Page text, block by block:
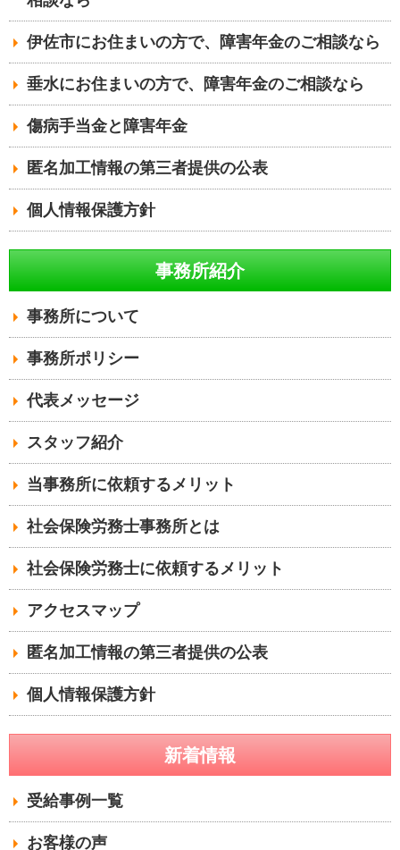
伊佐市にお住まいの方で、障害年金のご相談なら
垂水にお住まいの方で、障害年金のご相談なら
傷病手当金と障害年金
匿名加工情報の第三者提供の公表
個人情報保護方針
事務所紹介
事務所について
事務所ポリシー
代表メッセージ
スタッフ紹介
当事務所に依頼するメリット
社会保険労務士事務所とは
社会保険労務士に依頼するメリット
アクセスマップ
匿名加工情報の第三者提供の公表
個人情報保護方針
新着情報
受給事例一覧
お客様の声